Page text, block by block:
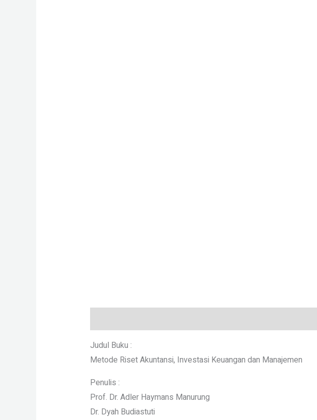
Judul Buku :
Metode Riset Akuntansi, Investasi Keuangan dan Manajemen
Penulis :
Prof. Dr. Adler Haymans Manurung
Dr. Dyah Budiastuti